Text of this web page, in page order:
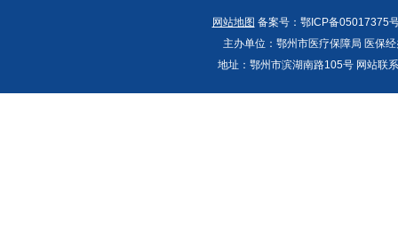
网站地图 备案号：鄂ICP备05017375
主办单位：鄂州市医疗保障局 医保
地址：鄂州市滨湖南路105号 网站